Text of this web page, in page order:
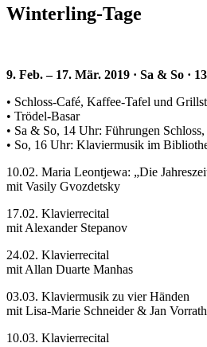
Winterling-Tage
9. Feb. – 17. Mär. 2019 · Sa & So ·
• Schloss-Café, Kaffee-Tafel und
• Trödel-Basar
• Sa & So, 14 Uhr: Führungen
• So, 16 Uhr: Klaviermusik im
10.02. Maria Leontjewa: „Die
mit Vasily Gvozdetsky
17.02. Klavierrecital
mit Alexander Stepanov
24.02. Klavierrecital
mit Allan Duarte Manhas
03.03. Klaviermusik zu vier Händen
mit Lisa-Marie Schneider & Jan Vorrath
10.03. Klavierrecital